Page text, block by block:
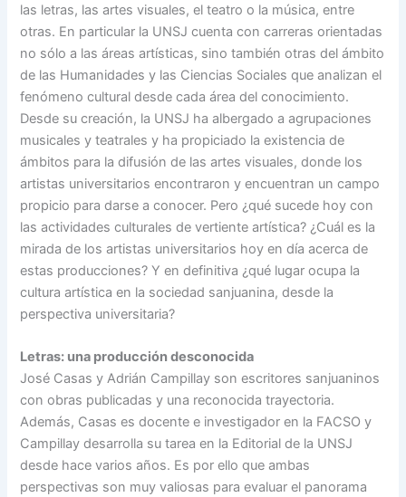
las letras, las artes visuales, el teatro o la música, entre
otras. En particular la UNSJ cuenta con carreras orientadas
no sólo a las áreas artísticas, sino también otras del ámbito
de las Humanidades y las Ciencias Sociales que analizan el
fenómeno cultural desde cada área del conocimiento.
Desde su creación, la UNSJ ha albergado a agrupaciones
musicales y teatrales y ha propiciado la existencia de
ámbitos para la difusión de las artes visuales, donde los
artistas universitarios encontraron y encuentran un campo
propicio para darse a conocer. Pero ¿qué sucede hoy con
las actividades culturales de vertiente artística? ¿Cuál es la
mirada de los artistas universitarios hoy en día acerca de
estas producciones? Y en definitiva ¿qué lugar ocupa la
cultura artística en la sociedad sanjuanina, desde la
perspectiva universitaria?
Letras: una producción desconocida
José Casas y Adrián Campillay son escritores sanjuaninos
con obras publicadas y una reconocida trayectoria.
Además, Casas es docente e investigador en la FACSO y
Campillay desarrolla su tarea en la Editorial de la UNSJ
desde hace varios años. Es por ello que ambas
perspectivas son muy valiosas para evaluar el panorama